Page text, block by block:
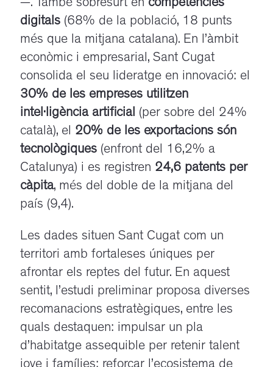
—. També sobresurt en competències
digitals (68% de la població, 18 punts
més que la mitjana catalana). En l’àmbit
econòmic i empresarial, Sant Cugat
consolida el seu lideratge en innovació: el
30% de les empreses utilitzen
intel·ligència artificial (per sobre del 24%
català), el 20% de les exportacions són
tecnològiques (enfront del 16,2% a
Catalunya) i es registren 24,6 patents per
càpita, més del doble de la mitjana del
país (9,4).
Les dades situen Sant Cugat com un
territori amb fortaleses úniques per
afrontar els reptes del futur. En aquest
sentit, l’estudi preliminar proposa diverses
recomanacions estratègiques, entre les
quals destaquen: impulsar un pla
d’habitatge assequible per retenir talent